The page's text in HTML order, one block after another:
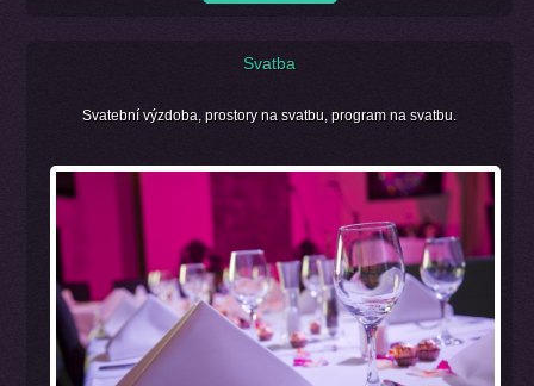
Svatba
Svatební výzdoba, prostory na svatbu, program na svatbu.